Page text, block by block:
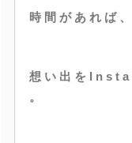
時 間 が あ れ ば
想 い 出 を I n s t
。